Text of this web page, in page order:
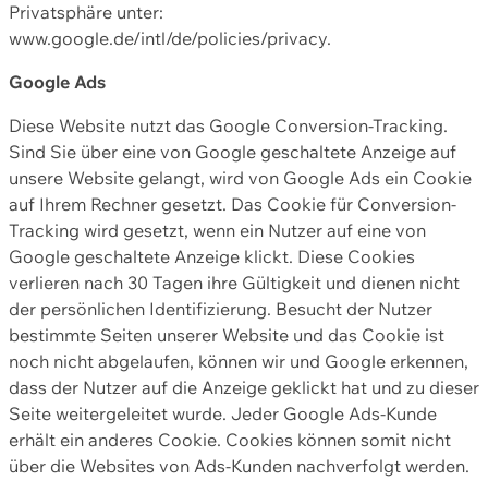
Privatsphäre unter:
www.google.de/intl/de/policies/privacy.
Google Ads
Diese Website nutzt das Google Conversion-Tracking.
Sind Sie über eine von Google geschaltete Anzeige auf
unsere Website gelangt, wird von Google Ads ein Cookie
auf Ihrem Rechner gesetzt. Das Cookie für Conversion-
Tracking wird gesetzt, wenn ein Nutzer auf eine von
Google geschaltete Anzeige klickt. Diese Cookies
verlieren nach 30 Tagen ihre Gültigkeit und dienen nicht
der persönlichen Identifizierung. Besucht der Nutzer
bestimmte Seiten unserer Website und das Cookie ist
noch nicht abgelaufen, können wir und Google erkennen,
dass der Nutzer auf die Anzeige geklickt hat und zu dieser
Seite weitergeleitet wurde. Jeder Google Ads-Kunde
erhält ein anderes Cookie. Cookies können somit nicht
über die Websites von Ads-Kunden nachverfolgt werden.